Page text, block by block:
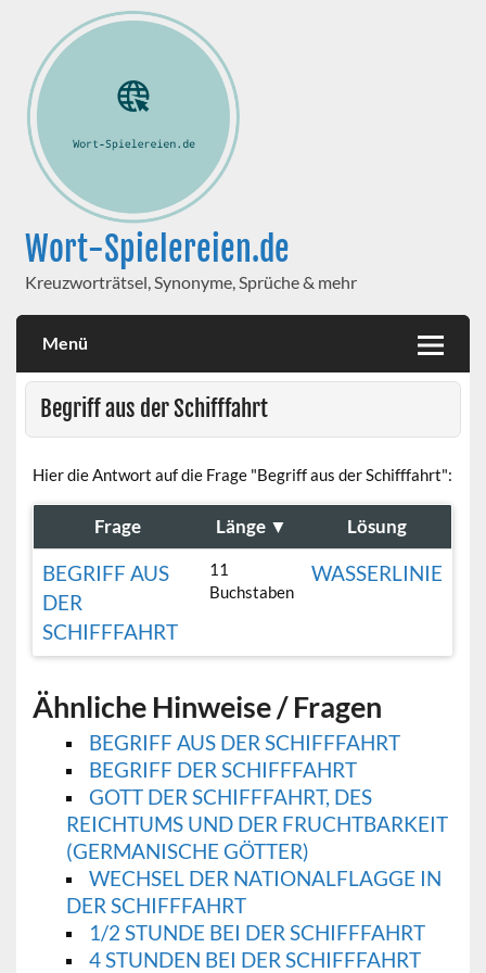
Wort-Spielereien.de
Kreuzworträtsel, Synonyme, Sprüche & mehr
Menü
Begriff aus der Schifffahrt
Hier die Antwort auf die Frage "Begriff aus der Schifffahrt":
Frage Länge ▼ Lösung
BEGRIFF AUS
DER
SCHIFFFAHRT
11
Buchstaben
WASSERLINIE
Ähnliche Hinweise / Fragen
BEGRIFF AUS DER SCHIFFFAHRT
BEGRIFF DER SCHIFFFAHRT
GOTT DER SCHIFFFAHRT, DES
REICHTUMS UND DER FRUCHTBARKEIT
(GERMANISCHE GÖTTER)
WECHSEL DER NATIONALFLAGGE IN
DER SCHIFFFAHRT
1/2 STUNDE BEI DER SCHIFFFAHRT
4 STUNDEN BEI DER SCHIFFFAHRT